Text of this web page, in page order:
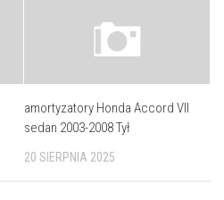
amortyzatory Honda Accord VII
sedan 2003-2008 Tył
20 SIERPNIA 2025